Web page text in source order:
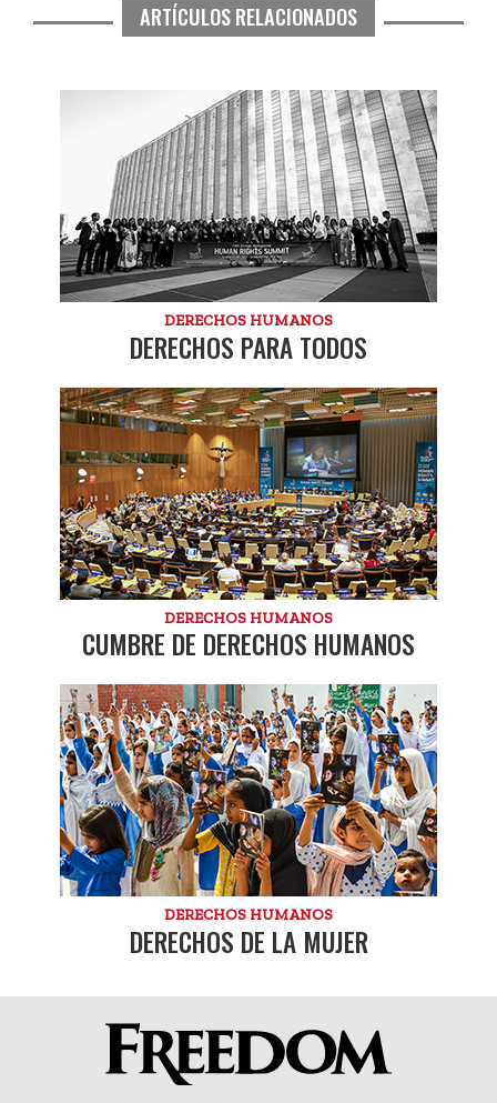
ARTÍCULOS RELACIONADOS
DERECHOS HUMANOS
DERECHOS PARA TODOS
DERECHOS HUMANOS
CUMBRE DE DERECHOS HUMANOS
DERECHOS HUMANOS
DERECHOS DE LA MUJER